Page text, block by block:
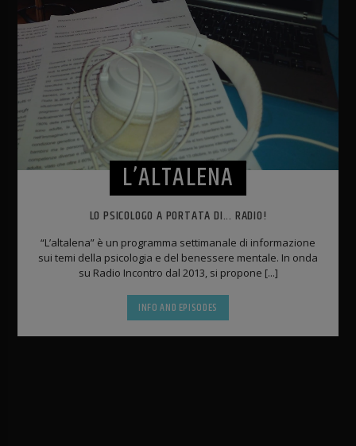
L’ALTALENA
LO PSICOLOGO A PORTATA DI... RADIO!
“L’altalena” è un programma settimanale di informazione
sui temi della psicologia e del benessere mentale. In onda
su Radio Incontro dal 2013, si propone [...]
INFO AND EPISODES